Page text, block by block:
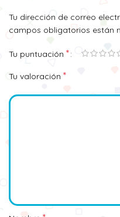
Tu dirección de correo
campos obligatorios están
Tu puntuación *
Tu valoración *